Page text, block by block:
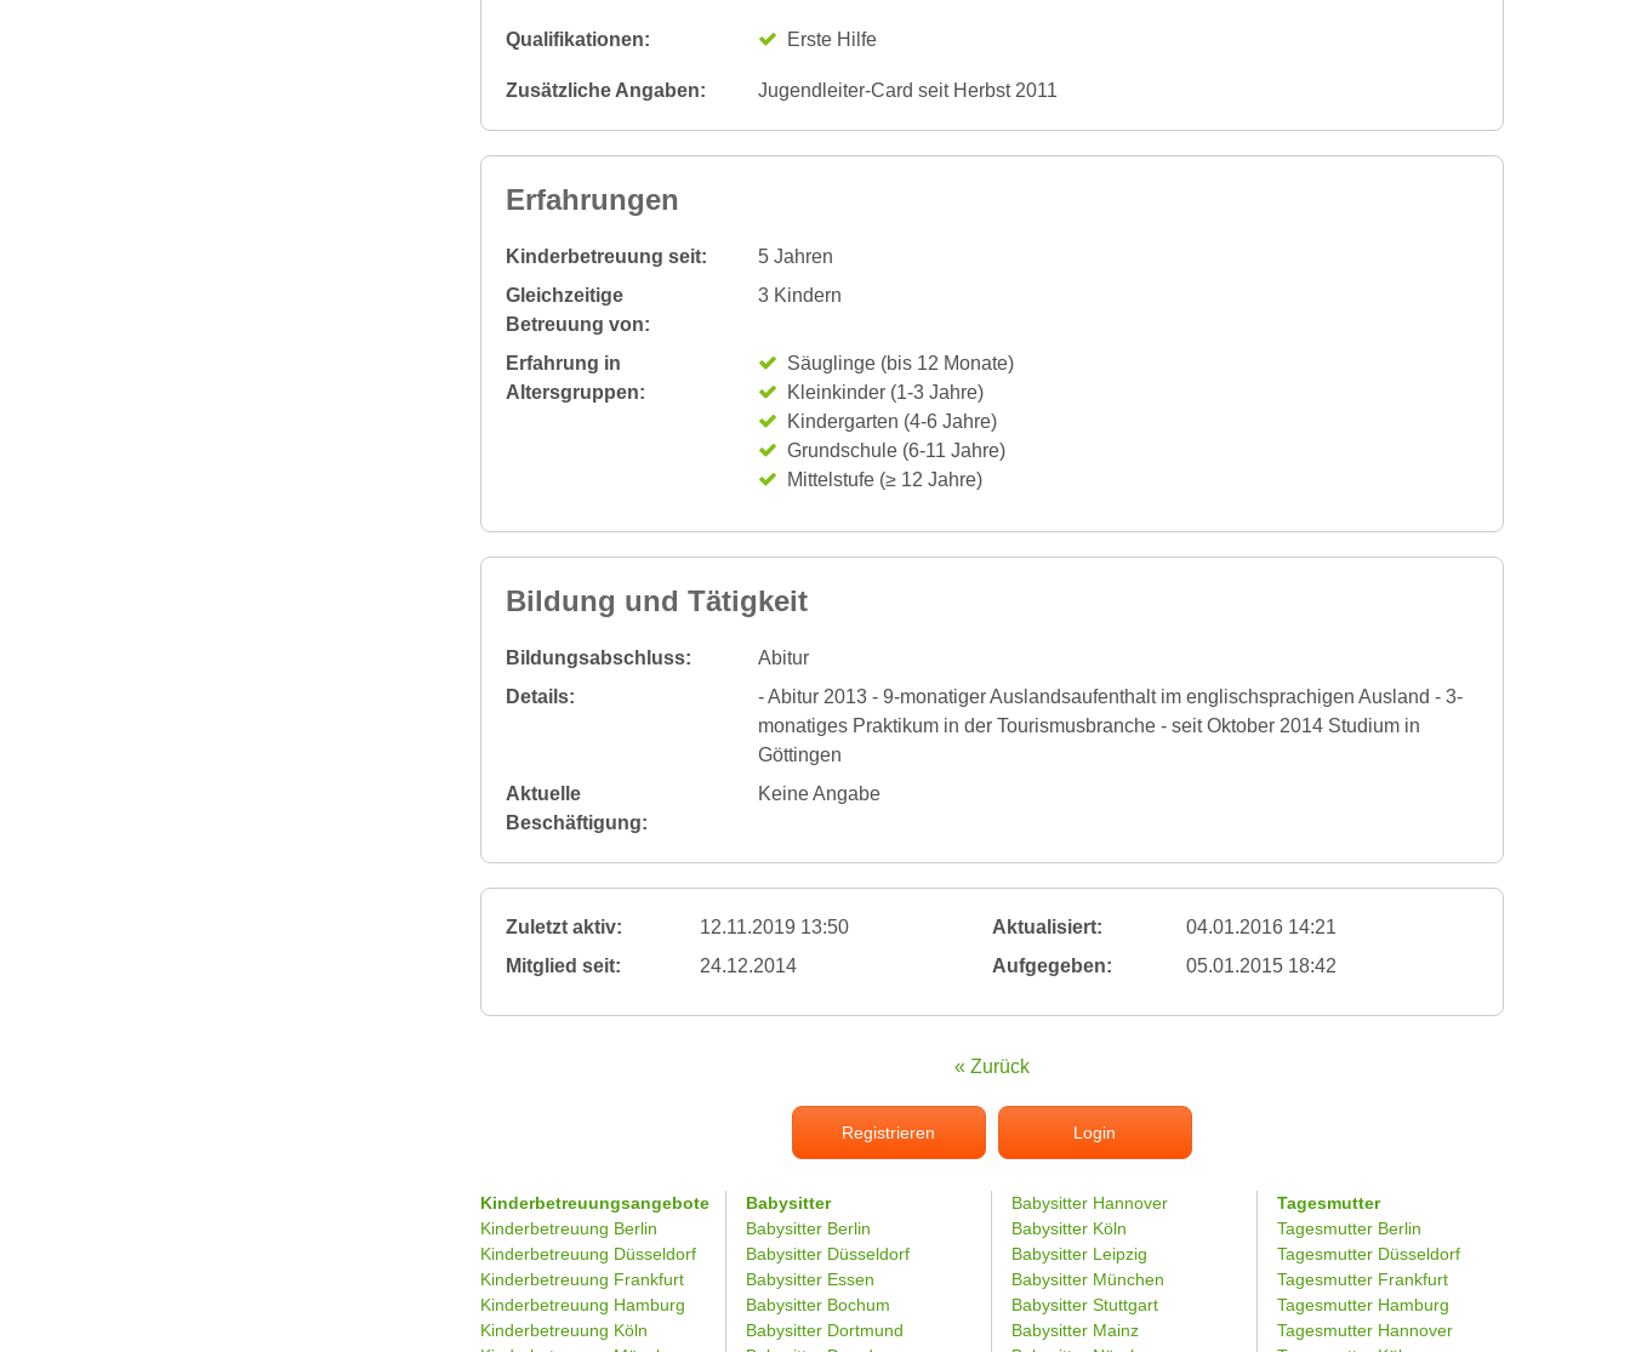
Qualifikationen: Erste Hilfe
Zusätzliche Angaben: Jugendleiter-Card seit Herbst 2011
Erfahrungen
Kinderbetreuung seit:
5 Jahren
Gleichzeitige
Betreuung von:
3 Kindern
Erfahrung in
Altersgruppen:
Säuglinge (bis 12 Monate)
Kleinkinder (1-3 Jahre)
Kindergarten (4-6 Jahre)
Grundschule (6-11 Jahre)
Mittelstufe (≥ 12 Jahre)
Bildung und Tätigkeit
Bildungsabschluss:
Abitur
Details:
- Abitur 2013 - 9-monatiger Auslandsaufenthalt im englischsprachigen Ausland - 3-
monatiges Praktikum in der Tourismusbranche - seit Oktober 2014 Studium in
Göttingen
Aktuelle
Beschäftigung:
Keine Angabe
Zuletzt aktiv: 12.11.2019 13:50 Aktualisiert:
04.01.2016 14:21
Mitglied seit:
24.12.2014 Aufgegeben: 05.01.2015 18:42
« Zurück
Registrieren Login
Kinderbetreuungsangebote
Kinderbetreuung Berlin
Kinderbetreuung Düsseldorf
Kinderbetreuung Frankfurt
Kinderbetreuung Hamburg
Kinderbetreuung Köln
Babysitter
Babysitter Berlin
Babysitter Düsseldorf
Babysitter Essen
Babysitter Bochum
Babysitter Dortmund
Babysitter Hannover
Babysitter Köln
Babysitter Leipzig
Babysitter München
Babysitter Stuttgart
Babysitter Mainz
Tagesmutter
Tagesmutter Berlin
Tagesmutter Düsseldorf
Tagesmutter Frankfurt
Tagesmutter Hamburg
Tagesmutter Hannover